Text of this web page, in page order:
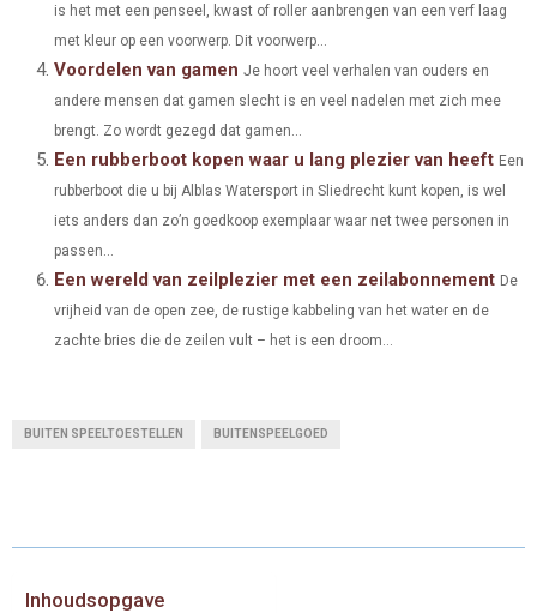
R
)
T
is het met een penseel, kwast of roller aanbrengen van een verf laag
met kleur op een voorwerp. Dit voorwerp...
Voordelen van gamen Je hoort veel verhalen van ouders en
andere mensen dat gamen slecht is en veel nadelen met zich mee
brengt. Zo wordt gezegd dat gamen...
Een rubberboot kopen waar u lang plezier van heeft Een
rubberboot die u bij Alblas Watersport in Sliedrecht kunt kopen, is wel
iets anders dan zo’n goedkoop exemplaar waar net twee personen in
passen...
Een wereld van zeilplezier met een zeilabonnement De
vrijheid van de open zee, de rustige kabbeling van het water en de
zachte bries die de zeilen vult – het is een droom...
BUITEN SPEELTOESTELLEN BUITENSPEELGOED
Inhoudsopgave